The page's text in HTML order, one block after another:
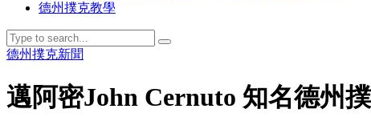
德州撲克教學
德州撲克新聞
邁阿密John Cernuto 知名德州